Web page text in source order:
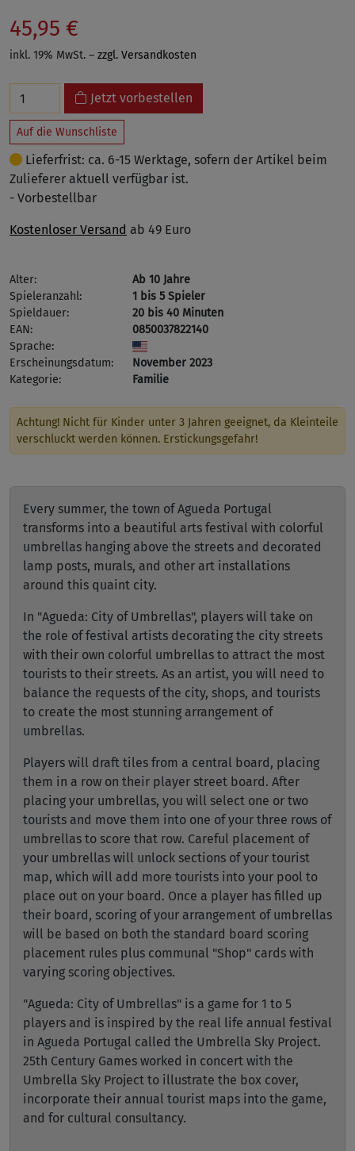
45,95 €
inkl. 19% MwSt. – zzgl. Versandkosten
Jetzt vorbestellen
Auf die Wunschliste
Lieferfrist: ca. 6-15 Werktage, sofern der Artikel beim
Zulieferer aktuell verfügbar ist.
- Vorbestellbar
Kostenloser Versand ab 49 Euro
Alter:
Ab 10 Jahre
Spieleranzahl:
1 bis 5 Spieler
Spieldauer:
20 bis 40 Minuten
EAN:
0850037822140
Sprache:
Erscheinungsdatum:
November 2023
Kategorie:
Familie
Achtung! Nicht für Kinder unter 3 Jahren geeignet, da Kleinteile
verschluckt werden können. Erstickungsgefahr!
Every summer, the town of Agueda Portugal
transforms into a beautiful arts festival with colorful
umbrellas hanging above the streets and decorated
lamp posts, murals, and other art installations
around this quaint city.
In "Agueda: City of Umbrellas", players will take on
the role of festival artists decorating the city streets
with their own colorful umbrellas to attract the most
tourists to their streets. As an artist, you will need to
balance the requests of the city, shops, and tourists
to create the most stunning arrangement of
umbrellas.
Players will draft tiles from a central board, placing
them in a row on their player street board. After
placing your umbrellas, you will select one or two
tourists and move them into one of your three rows of
umbrellas to score that row. Careful placement of
your umbrellas will unlock sections of your tourist
map, which will add more tourists into your pool to
place out on your board. Once a player has filled up
their board, scoring of your arrangement of umbrellas
will be based on both the standard board scoring
placement rules plus communal "Shop" cards with
varying scoring objectives.
"Agueda: City of Umbrellas" is a game for 1 to 5
players and is inspired by the real life annual festival
in Agueda Portugal called the Umbrella Sky Project.
25th Century Games worked in concert with the
Umbrella Sky Project to illustrate the box cover,
incorporate their annual tourist maps into the game,
and for cultural consultancy.